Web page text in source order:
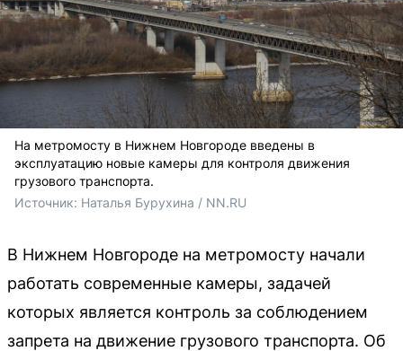
На метромосту в Нижнем Новгороде введены в
эксплуатацию новые камеры для контроля движения
грузового транспорта.
Источник: Наталья Бурухина / NN.RU
В Нижнем Новгороде на метромосту начали
работать современные камеры, задачей
которых является контроль за соблюдением
запрета на движение грузового транспорта. Об